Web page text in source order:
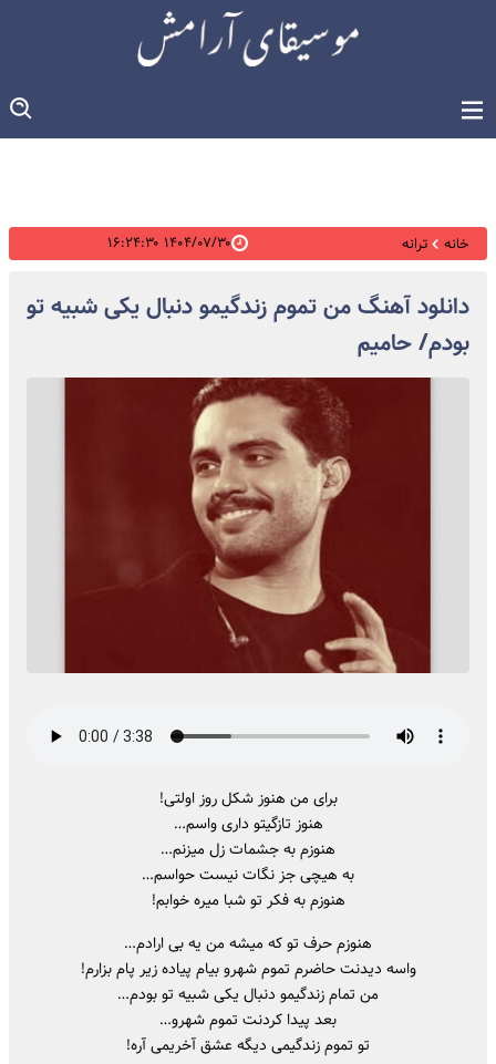
خانه ترانه ۱۴۰۴/۰۷/۳۰ ۱۶:۲۴:۳۰
دانلود آهنگ من تموم زندگیمو دنبال یکی شبیه تو
بودم/ حامیم
برای من هنوز شکل روز اولتی!
هنوز تازگیتو داری واسم…
هنوزم به جشمات زل میزنم…
به هیچی جز نگات نیست حواسم…
هنوزم به فکر تو شبا میره خوابم!
هنوزم حرف تو که میشه من یه بی ارادم…
واسه دیدنت حاضرم تموم شهرو بیام پیاده زیر پام بزارم!
من تمام زندگیمو دنبال یکی شبیه تو بودم…
بعد پیدا کردنت تموم شهرو…
تو تموم زندگیمی دیگه عشق آخریمی آره!